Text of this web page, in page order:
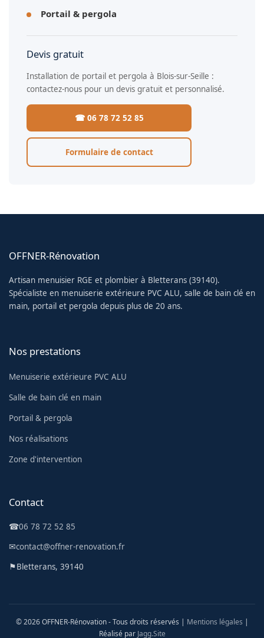
Portail & pergola
Devis gratuit
Installation de portail et pergola à Blois-sur-Seille :
contactez-nous pour un devis gratuit et personnalisé.
☎ 06 78 72 52 85
Formulaire de contact
OFFNER-Rénovation
Artisan menuisier RGE et plombier à Bletterans (39140).
Spécialiste en menuiserie extérieure PVC ALU, salle de bain clé en
main, portail et pergola depuis plus de 20 ans.
Nos prestations
Menuiserie extérieure PVC ALU
Salle de bain clé en main
Portail & pergola
Nos réalisations
Zone d'intervention
Contact
☎06 78 72 52 85
✉contact@offner-renovation.fr
⚑Bletterans, 39140
© 2026 OFFNER-Rénovation - Tous droits réservés | Mentions légales |
Réalisé par Jagg.Site